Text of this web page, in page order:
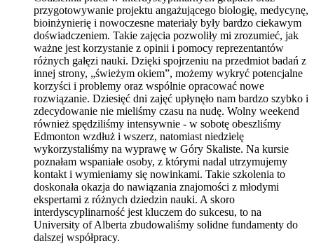
przygotowywanie projektu angażującego biologię, medycynę,
bioinżynierię i nowoczesne materiały były bardzo ciekawym
doświadczeniem. Takie zajęcia pozwoliły mi zrozumieć, jak
ważne jest korzystanie z opinii i pomocy reprezentantów
różnych gałęzi nauki. Dzięki spojrzeniu na przedmiot badań z
innej strony, „świeżym okiem”, możemy wykryć potencjalne
korzyści i problemy oraz wspólnie opracować nowe
rozwiązanie. Dziesięć dni zajęć upłynęło nam bardzo szybko i
zdecydowanie nie mieliśmy czasu na nudę. Wolny weekend
również spędziliśmy intensywnie - w sobotę obeszliśmy
Edmonton wzdłuż i wszerz, natomiast niedzielę
wykorzystaliśmy na wyprawę w Góry Skaliste. Na kursie
poznałam wspaniałe osoby, z którymi nadal utrzymujemy
kontakt i wymieniamy się nowinkami. Takie szkolenia to
doskonała okazja do nawiązania znajomości z młodymi
ekspertami z różnych dziedzin nauki. A skoro
interdyscyplinarność jest kluczem do sukcesu, to na
University of Alberta zbudowaliśmy solidne fundamenty do
dalszej współpracy.